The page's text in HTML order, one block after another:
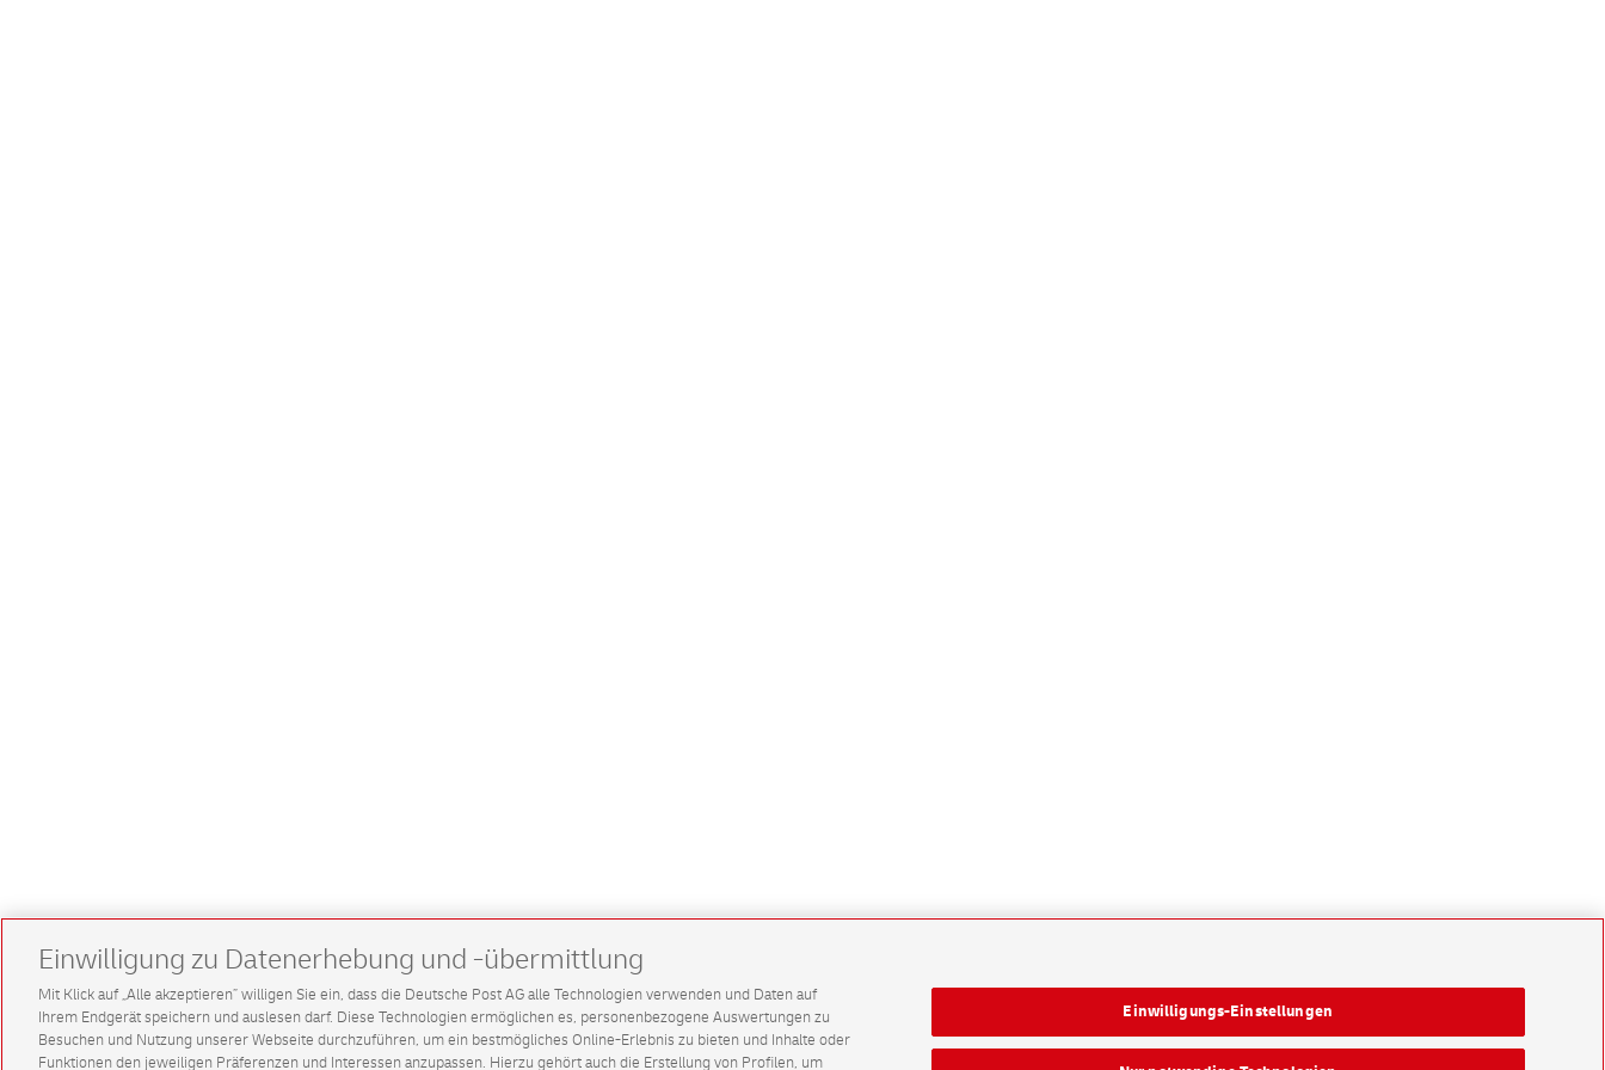
Einwilligung zu Datenerhebung und -übermittlung
Mit Klick auf „Alle akzeptieren” willigen Sie ein, dass die Deutsche Post AG alle Technologien verwenden und Daten auf
Ihrem Endgerät speichern und auslesen darf. Diese Technologien ermöglichen es, personenbezogene Auswertungen zu
Besuchen und Nutzung unserer Webseite durchzuführen, um ein bestmögliches Online-Erlebnis zu bieten und Inhalte oder
Funktionen den jeweiligen Präferenzen und Interessen anzupassen. Hierzu gehört auch die Erstellung von Profilen, um
Einwilligungs-Einstellungen